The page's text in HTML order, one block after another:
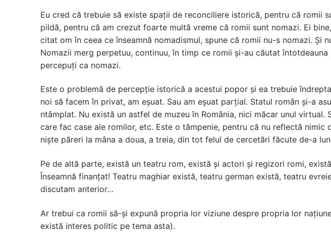
Eu cred că trebuie să existe spații de reconciliere istorică, pentru că romii
pildă, pentru că am crezut foarte multă vreme că romii sunt nomazi. Ei
citat om în ceea ce înseamnă nomadismul, spune că romii nu-s nomazi.
Nomazii merg perpetuu, continuu, în timp ce romii și-au căutat
percepuți ca nomazi.
Este o problemă de percepție istorică a acestui popor și ea trebuie
noi să facem în privat, am eșuat. Sau am eșuat parțial. Statul român și-a
ntâmplat. Nu există un astfel de muzeu în România, nici măcar unul
care fac case ale romilor, etc. Este o tâmpenie, pentru că nu reflectă
niște păreri la mâna a doua, a treia, din tot felul de cercetări făcute de-a
Pe de altă parte, există un teatru rom, există și actori și regizori romi,
Înseamnă finanțat! Teatru maghiar există, teatru german există, teatru
discutam anterior…
Ar trebui ca romii să-și expună propria lor viziune despre propria lor
există interes politic pe tema asta).